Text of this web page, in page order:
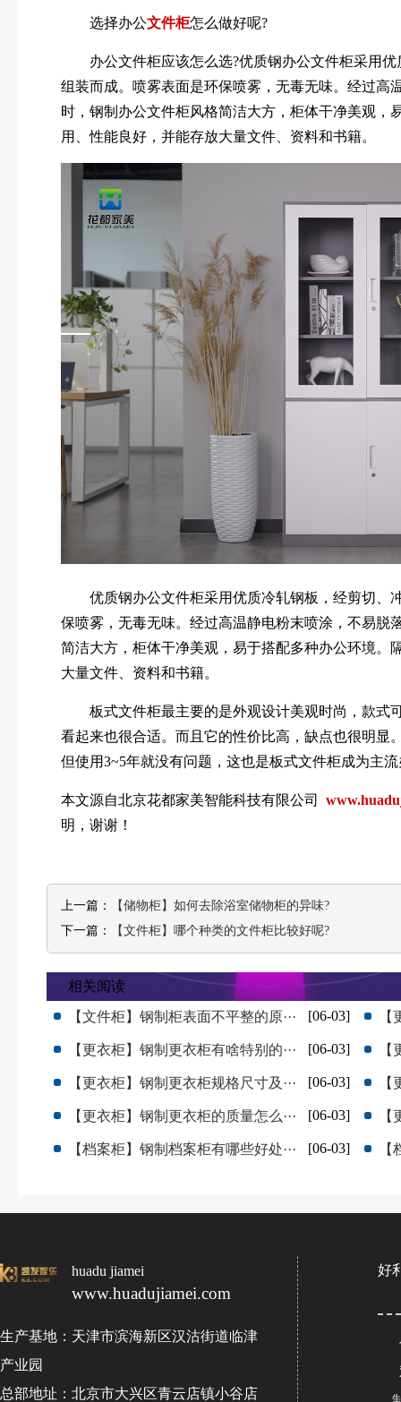
选择办公文件柜怎么做好呢?
办公文件柜应该怎么选?优质钢办公文件柜采用优
组装而成。喷雾表面是环保喷雾，无毒无味。经过高
时，钢制办公文件柜风格简洁大方，柜体干净美观，
用、性能良好，并能存放大量文件、资料和书籍。
优质钢办公文件柜采用优质冷轧钢板，经剪切、
保喷雾，无毒无味。经过高温静电粉末喷涂，不易脱
简洁大方，柜体干净美观，易于搭配多种办公环境。
大量文件、资料和书籍。
板式文件柜最主要的是外观设计美观时尚，款式
看起来也很合适。而且它的性价比高，缺点也很明显
但使用3~5年就没有问题，这也是板式文件柜成为主
本文源自北京花都家美智能科技有限公司
明，谢谢！
上一篇：
【储物柜】如何去除浴室储物柜的异味?
下一篇：
【文件柜】哪个种类的文件柜比较好呢?
相关阅读
【文件柜】钢制柜表面不平整的原···
[06-03]
【更衣柜】钢制更衣柜有啥特别的··· [06-03]
【更衣柜】钢制更衣柜规格尺寸及··· [06-03]
【更衣柜】钢制更衣柜的质量怎么··· [06-03]
【档案柜】钢制档案柜有哪些好处··· [06-03]
huadu jiamei
www.huadujiamei.com
生产基地：天津市滨海新区汉沽街道临津
产业园
总部地址：北京市大兴区青云店镇小谷店
好